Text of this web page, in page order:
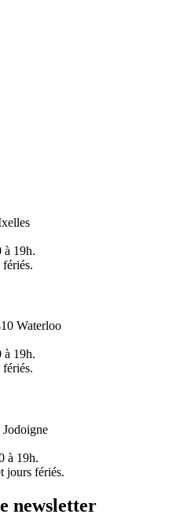
à 19h.
Waterloo
à 19h.
à 19h.
jours fériés.
newsletter